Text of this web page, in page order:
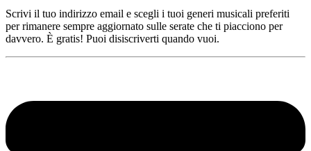
Scrivi il tuo indirizzo email e scegli i tuoi generi musicali preferiti
per rimanere sempre aggiornato sulle serate che ti piacciono per
davvero. È gratis! Puoi disiscriverti quando vuoi.